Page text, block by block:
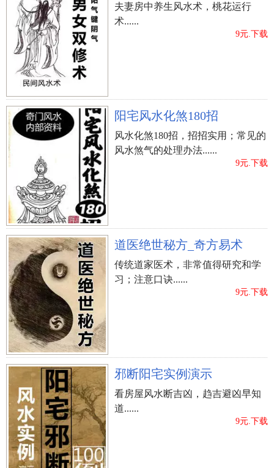
夫妻房中养生风水术，桃花运行
术......
9元.下载
阳宅风水化煞180招
风水化煞180招，招招实用；常见的
风水煞气的处理办法......
9元.下载
道医绝世秘方_奇方易术
传统道家医术，非常值得研究和学
习；注意口诀......
9元.下载
邪断阳宅实例演示
看房屋风水断吉凶，趋吉避凶早知
道......
9元.下载